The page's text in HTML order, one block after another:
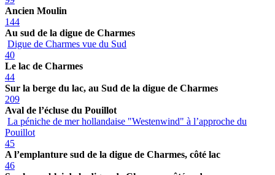
Ancien Moulin
144
Au sud de la digue de Charmes
Digue de Charmes vue du Sud
40
Le lac de Charmes
44
Sur la berge du lac, au Sud de la digue de Charmes
209
Aval de l’écluse du Pouillot
La péniche de mer hollandaise "Westenwind" à l’approche du
Pouillot
45
A l’emplanture sud de la digue de Charmes, côté lac
46